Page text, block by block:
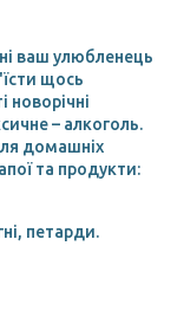
ваш улюбленець
щось
новорічні
– алкоголь.
домашніх
та продукти:
петарди.